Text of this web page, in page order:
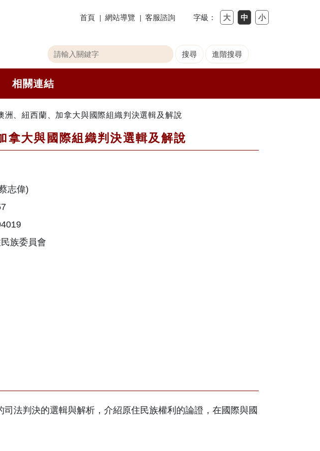
首頁
網站導覽 客服諮詢 字級：
關
鍵
搜
請
輸
關
相關連結
、紐西蘭、加拿大與國際組織判決選輯及解說
拿大與國際組織判決選輯及解說
志偉)
族委員會
法判決的選輯與解析，介紹原住民族權利的論證，在國際與國